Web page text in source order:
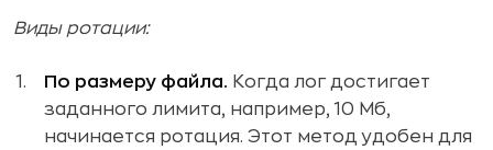
Виды ротации:
По размеру файла. Когда лог достигает
заданного лимита, например, 10 Мб,
начинается ротация. Этот метод удобен для